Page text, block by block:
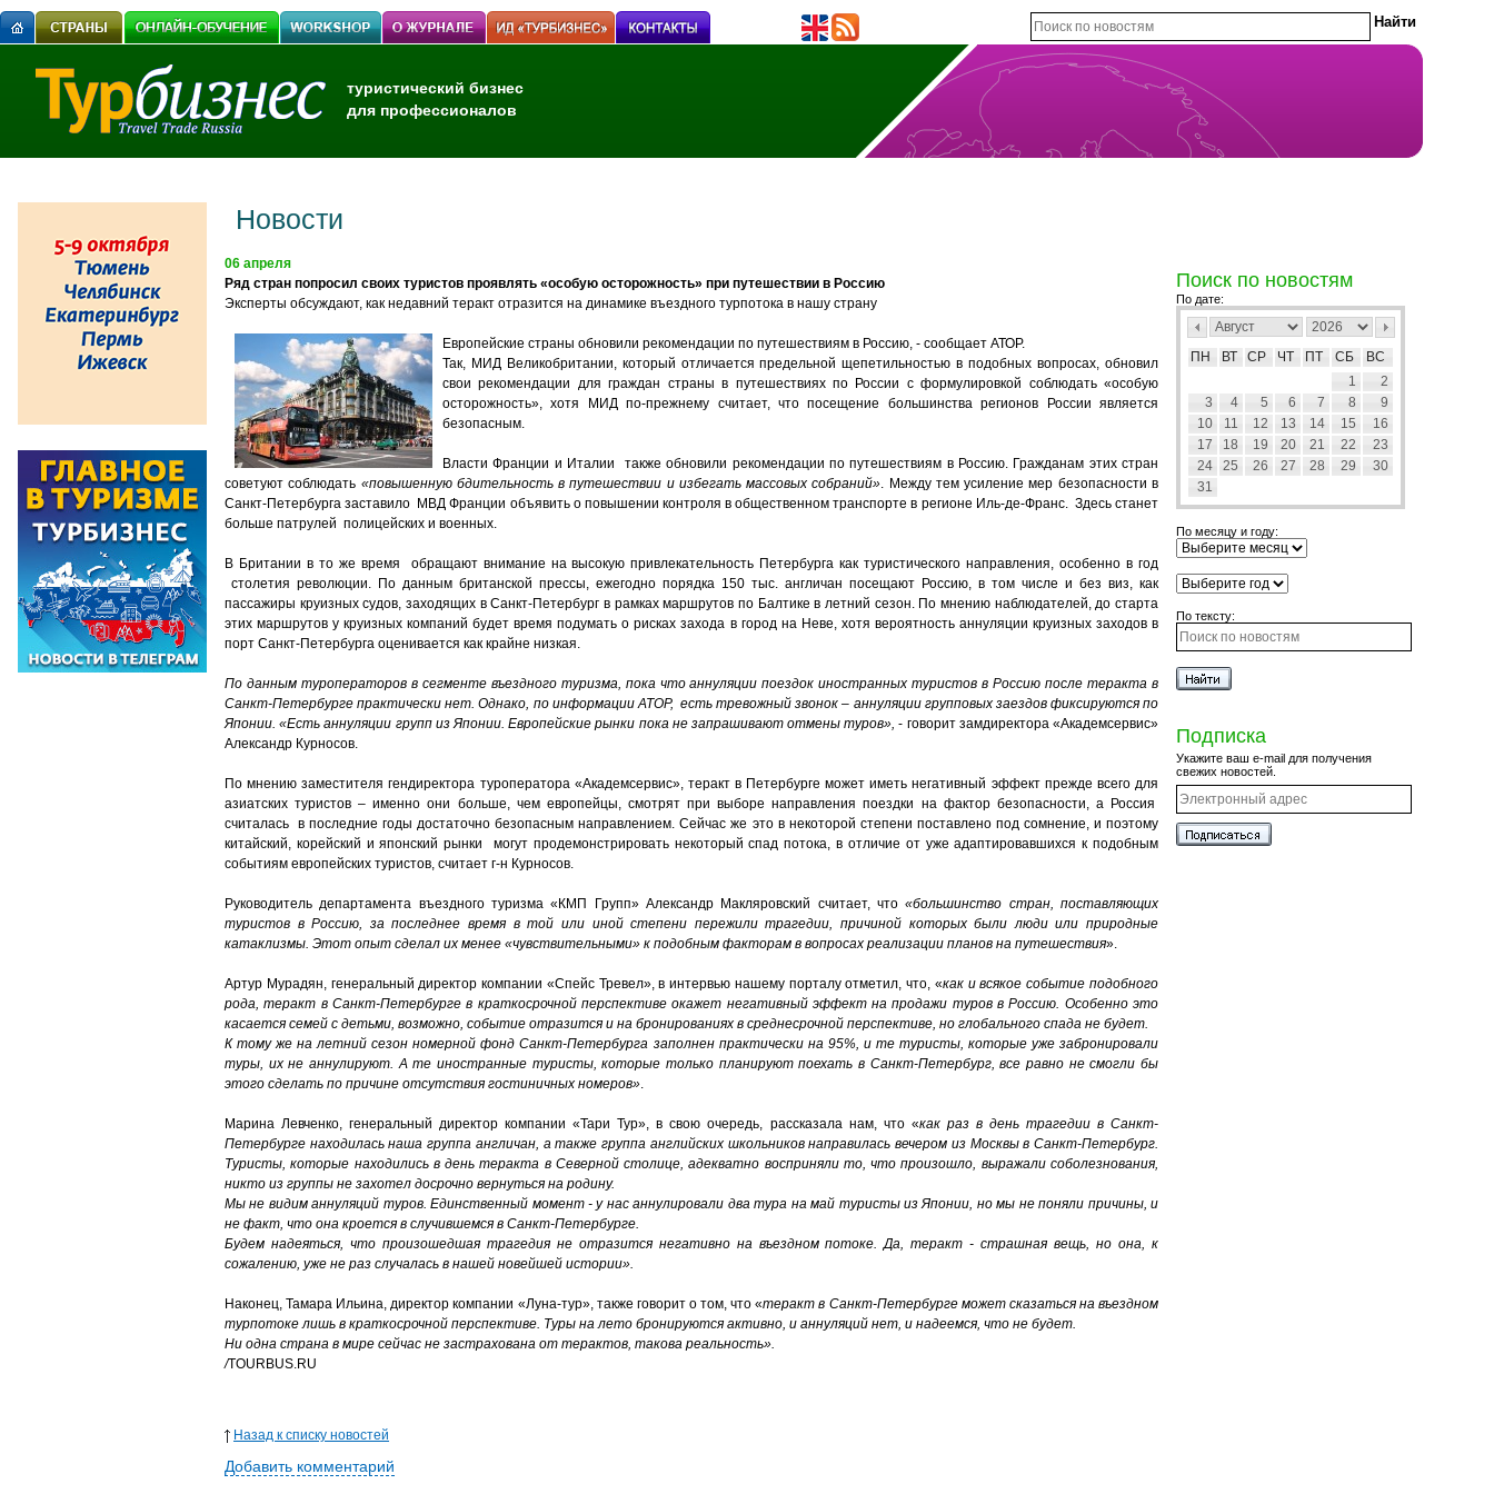
туристический бизнес
для профессионалов
Новости
06 апреля
Ряд стран попросил своих туристов проявлять «особую осторожность» при путешествии в Россию
Эксперты обсуждают, как недавний теракт отразится на динамике въездного турпотока в нашу страну
Европейские страны обновили рекомендации по путешествиям в Россию, - сообщает АТОР.
Так, МИД Великобритании, который отличается предельной щепетильностью в подобных вопросах, обновил
свои рекомендации для граждан страны в путешествиях по России с формулировкой соблюдать «особую
осторожность», хотя МИД по-прежнему считает, что посещение большинства регионов России является
безопасным.
Власти Франции и Италии также обновили рекомендации по путешествиям в Россию. Гражданам этих стран
советуют соблюдать «повышенную бдительность в путешествии и избегать массовых собраний». Между тем усиление мер безопасности в
Санкт-Петербурга заставило МВД Франции объявить о повышении контроля в общественном транспорте в регионе Иль-де-Франс. Здесь станет
больше патрулей полицейских и военных.
В Британии в то же время обращают внимание на высокую привлекательность Петербурга как туристического направления, особенно в год
столетия революции. По данным британской прессы, ежегодно порядка 150 тыс. англичан посещают Россию, в том числе и без виз, как
пассажиры круизных судов, заходящих в Санкт-Петербург в рамках маршрутов по Балтике в летний сезон. По мнению наблюдателей, до старта
этих маршрутов у круизных компаний будет время подумать о рисках захода в город на Неве, хотя вероятность аннуляции круизных заходов в
порт Санкт-Петербурга оценивается как крайне низкая.
По данным туроператоров в сегменте въездного туризма, пока что аннуляции поездок иностранных туристов в Россию после теракта в
Санкт-Петербурге практически нет. Однако, по информации АТОР, есть тревожный звонок – аннуляции групповых заездов фиксируются по
Японии. «Есть аннуляции групп из Японии. Европейские рынки пока не запрашивают отмены туров», - говорит замдиректора «Академсервис»
Александр Курносов.
По мнению заместителя гендиректора туроператора «Академсервис», теракт в Петербурге может иметь негативный эффект прежде всего для
азиатских туристов – именно они больше, чем европейцы, смотрят при выборе направления поездки на фактор безопасности, а Россия
считалась в последние годы достаточно безопасным направлением. Сейчас же это в некоторой степени поставлено под сомнение, и поэтому
китайский, корейский и японский рынки могут продемонстрировать некоторый спад потока, в отличие от уже адаптировавшихся к подобным
событиям европейских туристов, считает г-н Курносов.
Руководитель департамента въездного туризма «КМП Групп» Александр Макляровский считает, что«большинство стран, поставляющих
туристов в Россию, за последнее время в той или иной степени пережили трагедии, причиной которых были люди или природные
катаклизмы. Этот опыт сделал их менее «чувствительными» к подобным факторам в вопросах реализации планов на путешествия».
Артур Мурадян, генеральный директор компании «Спейс Тревел», в интервью нашему порталу отметил, что, «как и всякое событие подобного
рода, теракт в Санкт-Петербурге в краткосрочной перспективе окажет негативный эффект на продажи туров в Россию. Особенно это
касается семей с детьми, возможно, событие отразится и на бронированиях в среднесрочной перспективе, но глобального спада не будет.
К тому же на летний сезон номерной фонд Санкт-Петербурга заполнен практически на 95%, и те туристы, которые уже забронировали
туры, их не аннулируют. А те иностранные туристы, которые только планируют поехать в Санкт-Петербург, все равно не смогли бы
этого сделать по причине отсутствия гостиничных номеров».
Марина Левченко, генеральный директор компании «Тари Тур», в свою очередь, рассказала нам, что «как раз в день трагедии в Санкт-
Петербурге находилась наша группа англичан, а также группа английских школьников направилась вечером из Москвы в Санкт-Петербург.
Туристы, которые находились в день теракта в Северной столице, адекватно восприняли то, что произошло, выражали соболезнования,
никто из группы не захотел досрочно вернуться на родину.
Мы не видим аннуляций туров. Единственный момент - у нас аннулировали два тура на май туристы из Японии, но мы не поняли причины, и
не факт, что она кроется в случившемся в Санкт-Петербурге.
Будем надеяться, что произошедшая трагедия не отразится негативно на въездном потоке. Да, теракт - страшная вещь, но она, к
сожалению, уже не раз случалась в нашей новейшей истории».
Наконец, Тамара Ильина, директор компании «Луна-тур», также говорит о том, что «теракт в Санкт-Петербурге может сказаться на въездном
турпотоке лишь в краткосрочной перспективе. Туры на лето бронируются активно, и аннуляций нет, и надеемся, что не будет.
Ни одна страна в мире сейчас не застрахована от терактов, такова реальность».
/TOURBUS.RU
Назад к списку новостей
Добавить комментарий
Поиск по новостям
По дате:
ПН ВТ СР ЧТ ПТ СБ
ВС
1
2
3
4 5 6 7 8
9
10
11 12 13 14 15
16
17
18 19 20 21 22
23
24
25 26 27 28 29
30
31
По месяцу и году:
По тексту:
Подписка
Укажите ваш e-mail для получения
свежих новостей.